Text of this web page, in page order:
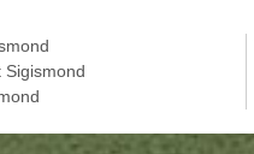
Sigismond